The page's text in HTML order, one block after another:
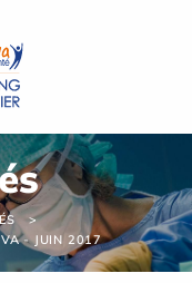
- JUIN 2017